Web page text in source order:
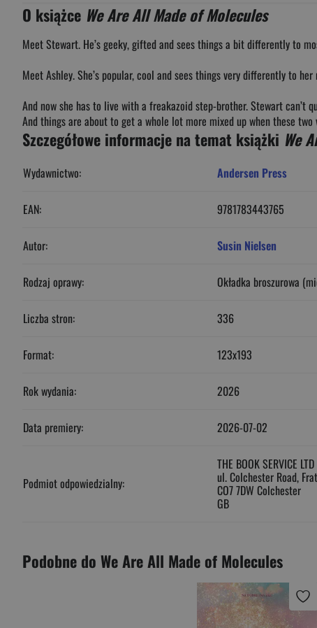
O książce We Are All Made of Molecules
Meet Stewart. He’s geeky, gifted and sees things a bit differently to
Meet Ashley. She’s popular, cool and sees things very differently to
And now she has to live with a freakazoid step-brother. Stewart
And things are about to get a whole lot more mixed up when these
Szczegółowe informacje na temat książki We
Wydawnictwo: Andersen Press
EAN: 9781783443765
Autor: Susin Nielsen
Rodzaj oprawy: Okładka broszurowa
Liczba stron: 336
Format: 123x193
Rok wydania: 2026
Data premiery: 2026-07-02
Podmiot odpowiedzialny:
THE BOOK SERVICE LTD
ul. Colchester Road,
CO7 7DW Colchester
GB
Podobne do We Are All Made of Molecules